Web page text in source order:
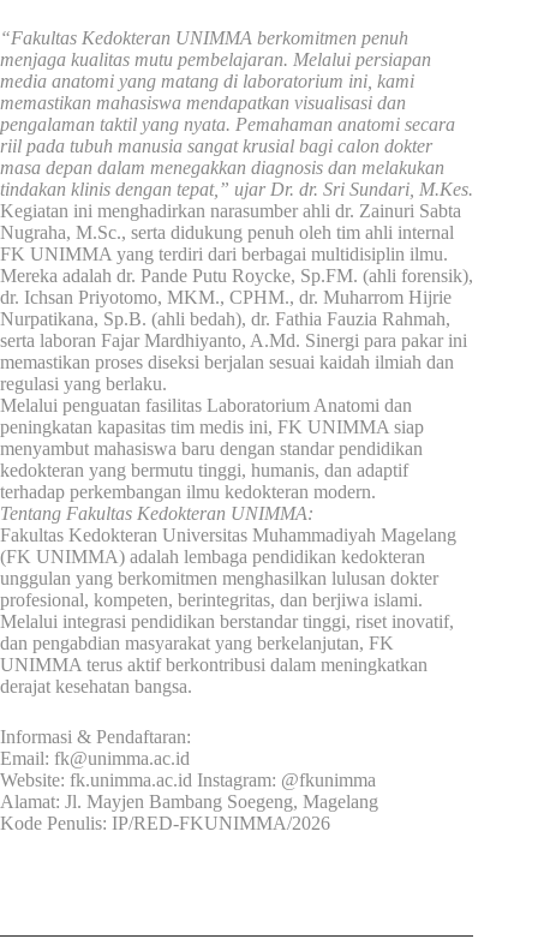
“Fakultas Kedokteran UNIMMA berkomitmen penuh
menjaga kualitas mutu pembelajaran. Melalui persiapan
media anatomi yang matang di laboratorium ini, kami
memastikan mahasiswa mendapatkan visualisasi dan
pengalaman taktil yang nyata. Pemahaman anatomi secara
riil pada tubuh manusia sangat krusial bagi calon dokter
masa depan dalam menegakkan diagnosis dan melakukan
tindakan klinis dengan tepat,” ujar Dr. dr. Sri Sundari, M.Kes.
Kegiatan ini menghadirkan narasumber ahli dr. Zainuri Sabta
Nugraha, M.Sc., serta didukung penuh oleh tim ahli internal
FK UNIMMA yang terdiri dari berbagai multidisiplin ilmu.
Mereka adalah dr. Pande Putu Roycke, Sp.FM. (ahli forensik),
dr. Ichsan Priyotomo, MKM., CPHM., dr. Muharrom Hijrie
Nurpatikana, Sp.B. (ahli bedah), dr. Fathia Fauzia Rahmah,
serta laboran Fajar Mardhiyanto, A.Md. Sinergi para pakar ini
memastikan proses diseksi berjalan sesuai kaidah ilmiah dan
regulasi yang berlaku.
Melalui penguatan fasilitas Laboratorium Anatomi dan
peningkatan kapasitas tim medis ini, FK UNIMMA siap
menyambut mahasiswa baru dengan standar pendidikan
kedokteran yang bermutu tinggi, humanis, dan adaptif
terhadap perkembangan ilmu kedokteran modern.
Tentang Fakultas Kedokteran UNIMMA:
Fakultas Kedokteran Universitas Muhammadiyah Magelang
(FK UNIMMA) adalah lembaga pendidikan kedokteran
unggulan yang berkomitmen menghasilkan lulusan dokter
profesional, kompeten, berintegritas, dan berjiwa islami.
Melalui integrasi pendidikan berstandar tinggi, riset inovatif,
dan pengabdian masyarakat yang berkelanjutan, FK
UNIMMA terus aktif berkontribusi dalam meningkatkan
derajat kesehatan bangsa.
Informasi & Pendaftaran:
Email: fk@unimma.ac.id
Website: fk.unimma.ac.id Instagram: @fkunimma
Alamat: Jl. Mayjen Bambang Soegeng, Magelang
Kode Penulis: IP/RED-FKUNIMMA/2026